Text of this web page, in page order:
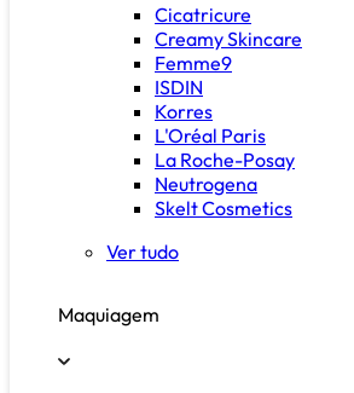
Cicatricure
Creamy Skincare
Femme9
ISDIN
Korres
L'Oréal Paris
La Roche-Posay
Neutrogena
Skelt Cosmetics
Ver tudo
Maquiagem